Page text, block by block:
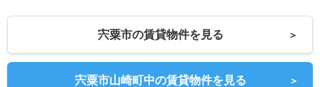
宍粟市の賃貸物件を見る ＞
宍粟市山崎町中の賃貸物件を見る ＞